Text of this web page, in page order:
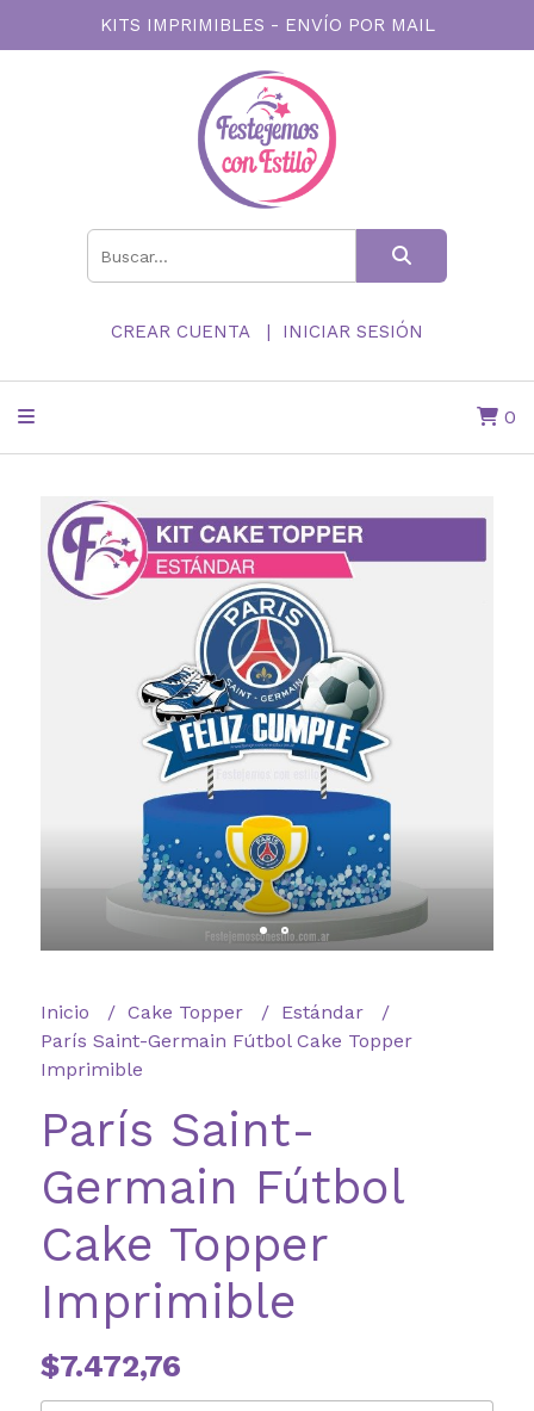
KITS IMPRIMIBLES - ENVÍO POR MAIL
CREAR CUENTA INICIAR SESIÓN
0
Inicio Cake Topper
Estándar
París Saint-Germain Fútbol Cake Topper
Imprimible
París Saint-
Germain Fútbol
Cake Topper
Imprimible
$7.472,76